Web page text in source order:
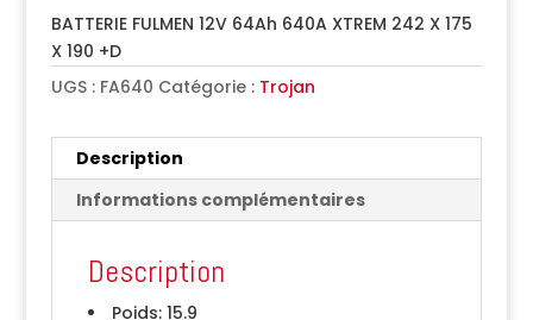
BATTERIE FULMEN 12V 64Ah 640A XTREM 242 X 175
X 190 +D
UGS : FA640 Catégorie : Trojan
Description
Informations complémentaires
Description
Poids:15.9